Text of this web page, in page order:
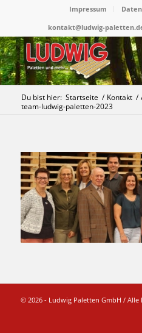
Impressum
kontakt@ludwig-
Du bist hier: Startseite / Kontakt /
team-ludwig-paletten-2023
© 2026 - Ludwig Paletten GmbH / Alle